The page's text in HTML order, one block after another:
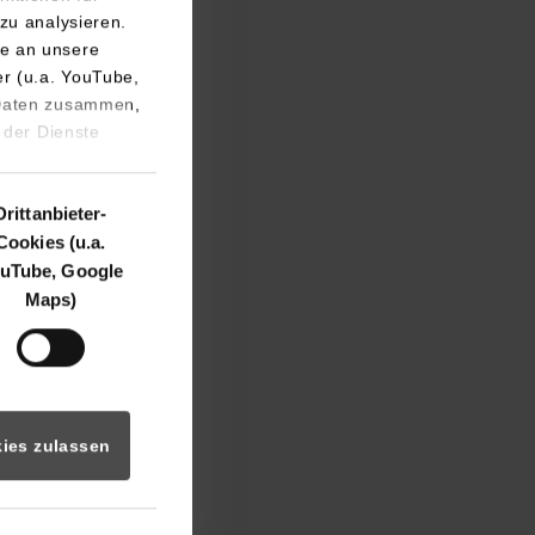
analysieren.
an unsere
(u.a. YouTube,
zusammen,
Dienste
(u.a.
Google
Maps)
zulassen
Die Meinungen
der
Media Kanal
Corporate
ermöglichte
Bereich Social
Teilnehmern,